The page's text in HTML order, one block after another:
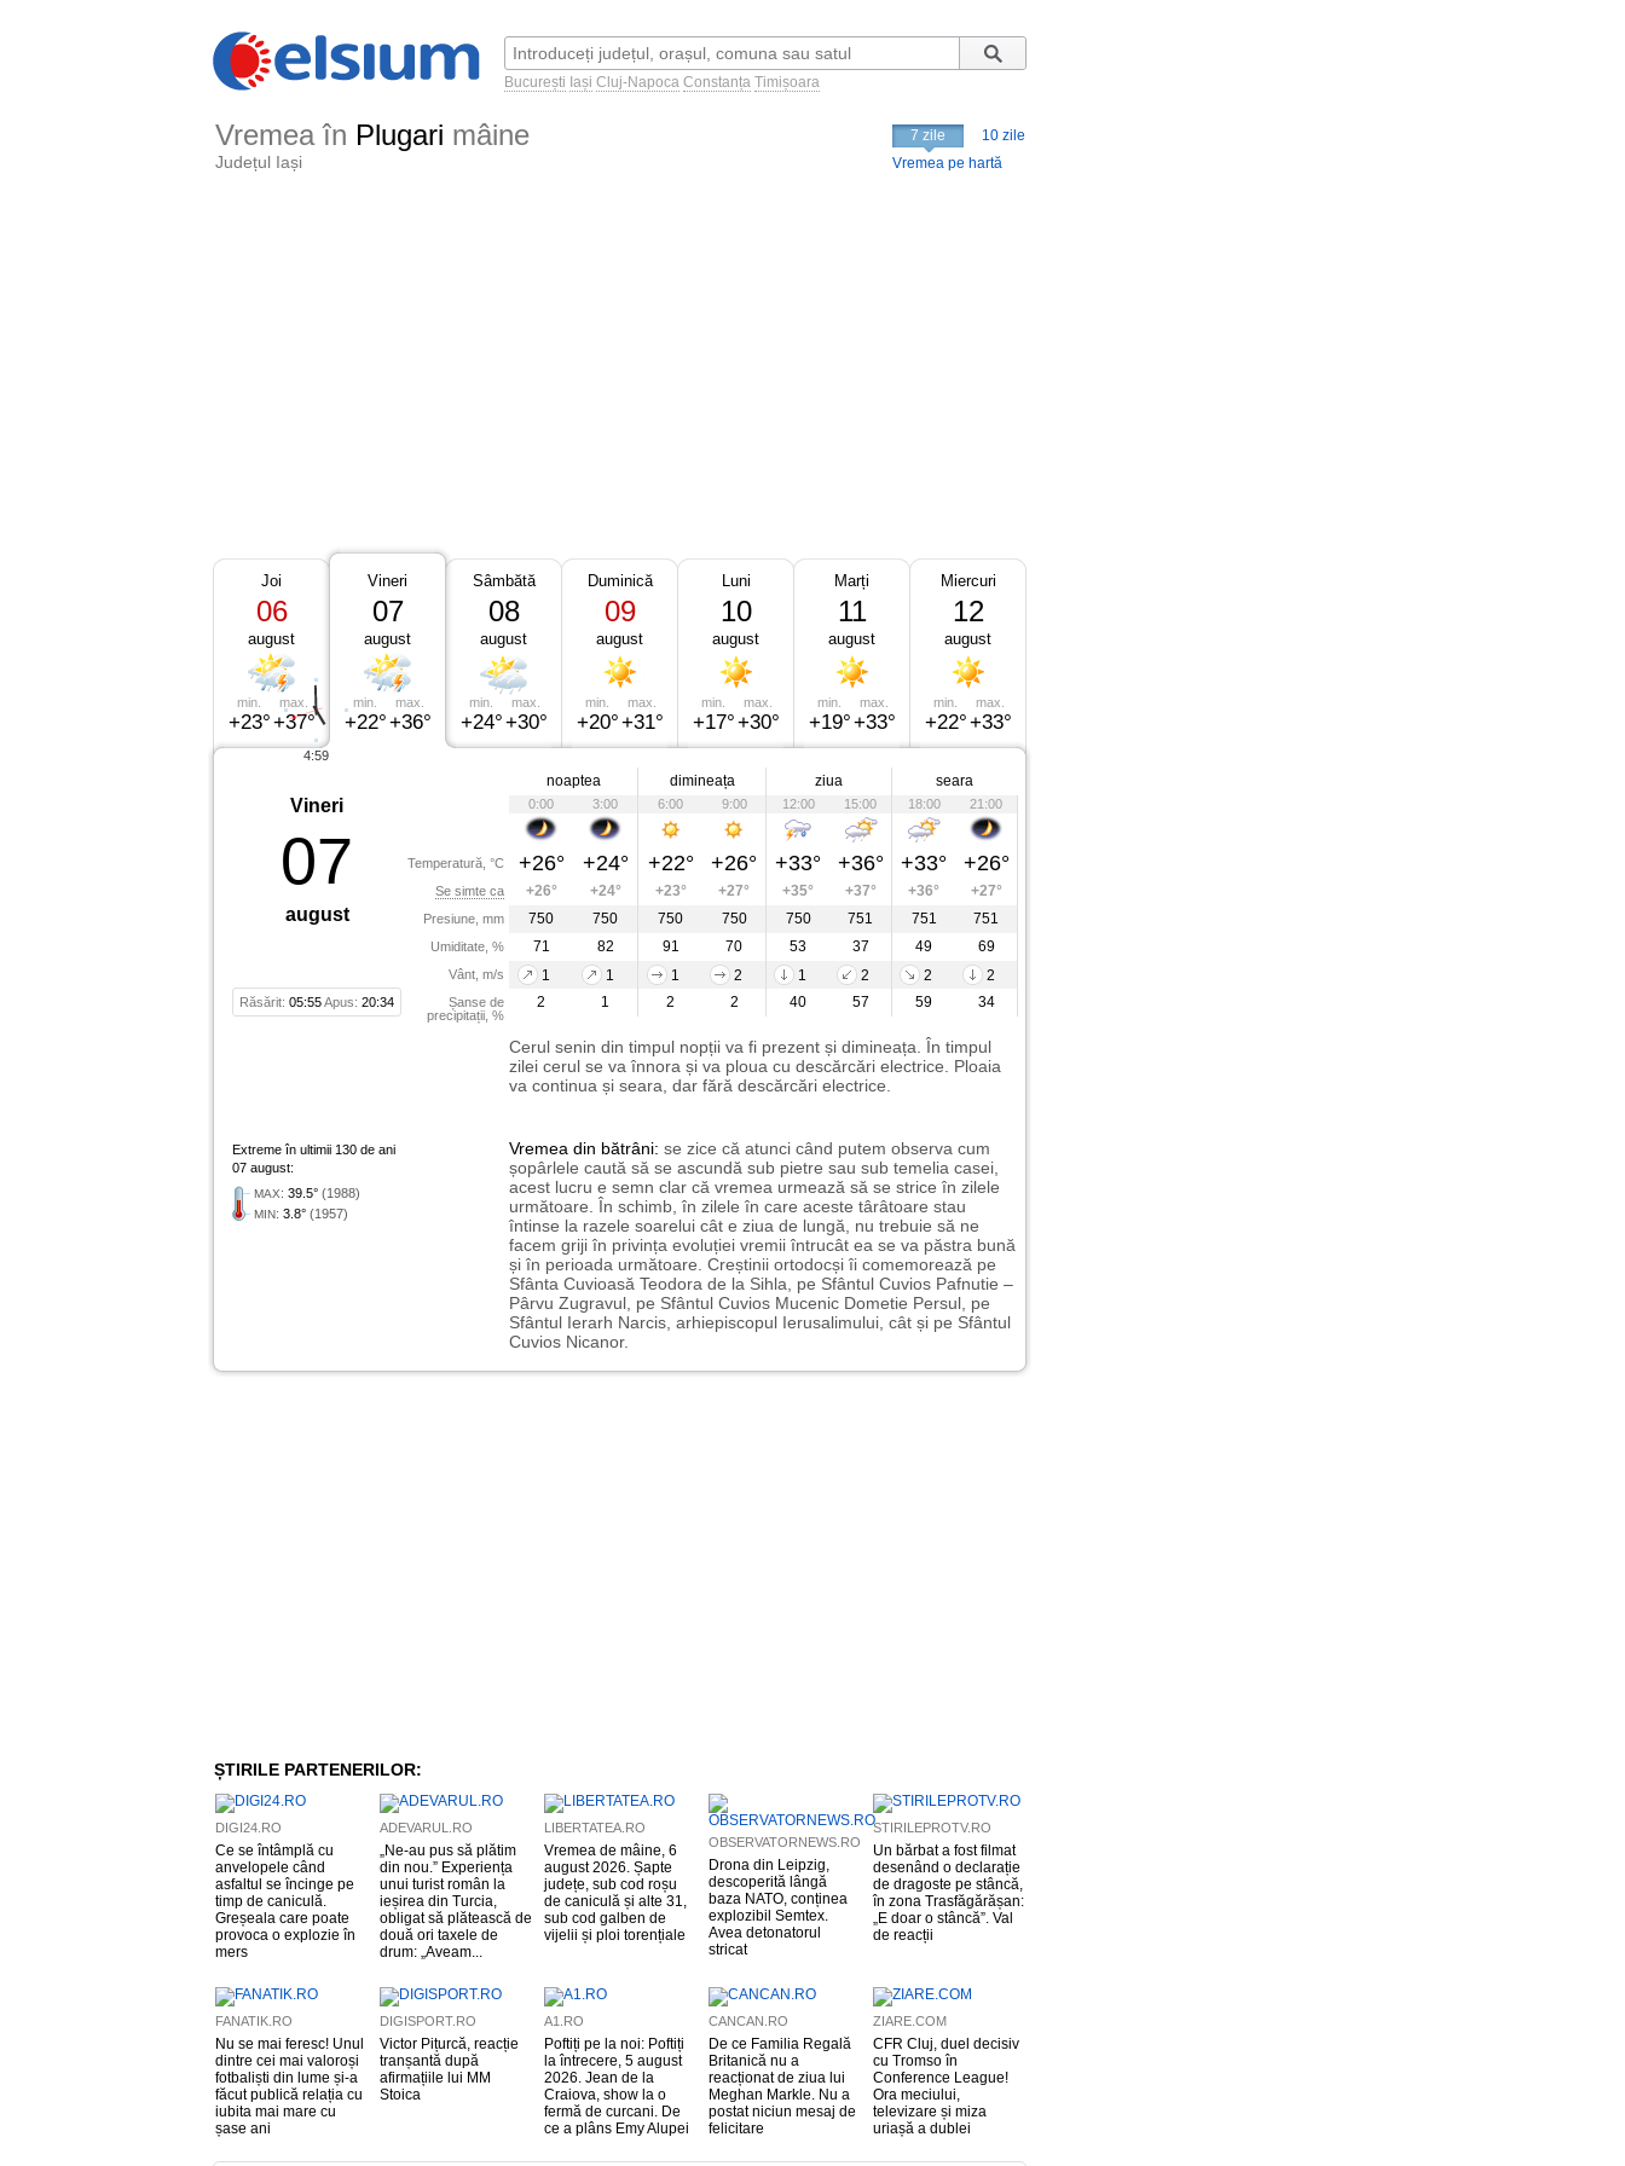
București Iași Cluj-Napoca Constanța Timișoara
Vremea în Plugari mâine
Județul Iași
7 zile
10 zile
Vremea pe hartă
Joi
06
august
min.
+23°
max.
+37°
Vineri
07
august
min.
+22°
max.
+36°
Sâmbătă
08
august
min.
+24°
max.
+30°
Duminică
09
august
min.
+20°
max.
+31°
Luni
10
august
min.
+17°
max.
+30°
Marți
11
august
min.
+19°
max.
+33°
Miercuri
12
august
min.
+22°
max.
+33°
Vineri
07
august
Răsărit: 05:55Apus: 20:34
Temperatură, °C
Se simte ca
Presiune, mm
Umiditate, %
Vânt, m/s
Șanse de
precipitații, %
noaptea dimineața ziua seara
0:00 3:00 6:00 9:00 12:00 15:00 18:00 21:00
+26° +24° +22° +26° +33° +36° +33° +26°
+26° +24° +23° +27° +35° +37° +36°
+27°
750
750 750 750 750 751 751
751
71
82 91 70 53 37 49
69
1
1 1 2 1 2 2
2
2
1 2 2 40 57 59 34
Cerul senin din timpul nopții va fi prezent și dimineața. În timpul
zilei cerul se va înnora și va ploua cu descărcări electrice. Ploaia
va continua și seara, dar fără descărcări electrice.
Extreme în ultimii 130 de ani
07 august:
MAX: 39.5° (1988)
MIN: 3.8° (1957)
Vremea din bătrâni: se zice că atunci când putem observa cum
șopârlele caută să se ascundă sub pietre sau sub temelia casei,
acest lucru e semn clar că vremea urmează să se strice în zilele
următoare. În schimb, în zilele în care aceste târâtoare stau
întinse la razele soarelui cât e ziua de lungă, nu trebuie să ne
facem griji în privința evoluției vremii întrucât ea se va păstra bună
și în perioada următoare. Creștinii ortodocși îi comemorează pe
Sfânta Cuvioasă Teodora de la Sihla, pe Sfântul Cuvios Pafnutie –
Pârvu Zugravul, pe Sfântul Cuvios Mucenic Dometie Persul, pe
Sfântul Ierarh Narcis, arhiepiscopul Ierusalimului, cât și pe Sfântul
Cuvios Nicanor.
4:59
ȘTIRILE PARTENERILOR:
DIGI24.RO
Ce se întâmplă cu
anvelopele când
asfaltul se încinge pe
timp de caniculă.
Greșeala care poate
provoca o explozie în
mers
ADEVARUL.RO
„Ne-au pus să plătim
din nou.” Experiența
unui turist român la
ieșirea din Turcia,
obligat să plătească de
două ori taxele de
drum: „Aveam...
LIBERTATEA.RO
Vremea de mâine, 6
august 2026. Șapte
județe, sub cod roșu
de caniculă și alte 31,
sub cod galben de
vijelii și ploi torențiale
OBSERVATORNEWS.RO
Drona din Leipzig,
descoperită lângă
baza NATO, conținea
explozibil Semtex.
Avea detonatorul
stricat
STIRILEPROTV.RO
Un bărbat a fost filmat
desenând o declarație
de dragoste pe stâncă,
în zona Trasfăgărășan:
„E doar o stâncă”. Val
de reacții
FANATIK.RO
Nu se mai feresc! Unul
dintre cei mai valoroși
fotbaliști din lume și-a
făcut publică relația cu
iubita mai mare cu
șase ani
DIGISPORT.RO
Victor Pițurcă, reacție
tranșantă după
afirmațiile lui MM
Stoica
A1.RO
Poftiți pe la noi: Poftiți
la întrecere, 5 august
2026. Jean de la
Craiova, show la o
fermă de curcani. De
ce a plâns Emy Alupei
CANCAN.RO
De ce Familia Regală
Britanică nu a
reacționat de ziua lui
Meghan Markle. Nu a
postat niciun mesaj de
felicitare
ZIARE.COM
CFR Cluj, duel decisiv
cu Tromso în
Conference League!
Ora meciului,
televizare și miza
uriașă a dublei